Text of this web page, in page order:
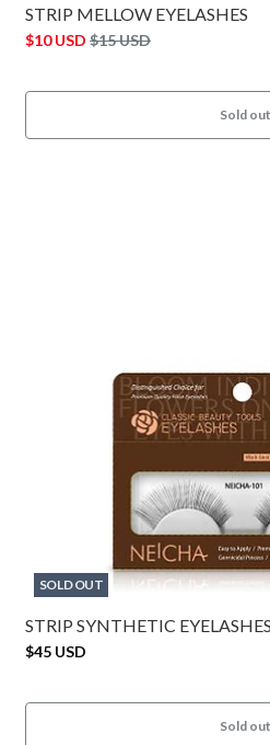
STRIP MELLOW EYELASHES
$10 USD $15 USD
Sold out
SOLD OUT
STRIP SYNTHETIC EYELASHES
$45 USD
Sold out